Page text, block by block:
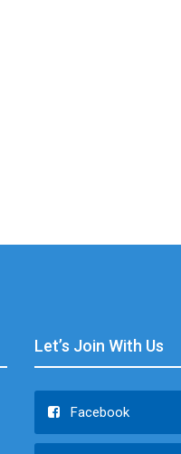
Let’s Join With Us
Facebook